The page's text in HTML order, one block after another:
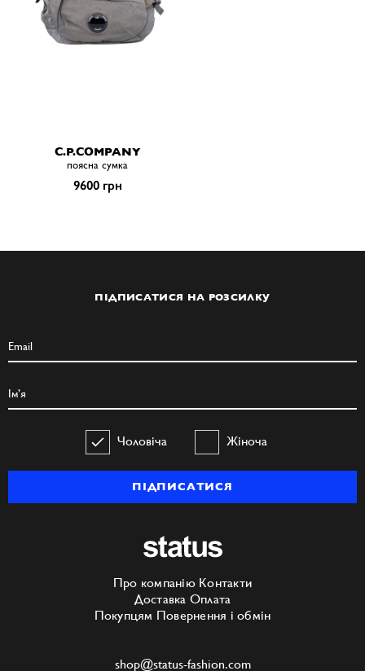
C.P.COMPANY
поясна сумка
9600 грн
ПІДПИСАТИСЯ НА РОЗСИЛКУ
Чоловіча Жіноча
ПІДПИСАТИСЯ
Про компанію Контакти
Доставка Оплата
Покупцям Повернення і обмін
shop@status-fashion.com